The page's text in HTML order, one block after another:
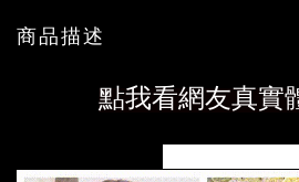
商品描述
點我看網友真實